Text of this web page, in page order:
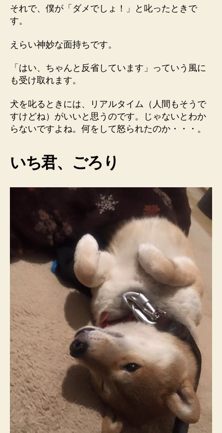
それで、僕が「ダメでしょ！」と叱ったときで
す。
えらい神妙な面持ちです。
「はい、ちゃんと反省しています」っていう風に
も受け取れます。
犬を叱るときには、リアルタイム（人間もそうで
すけどね）がいいと思うのです。じゃないとわか
らないですよね。何をして怒られたのか・・・。
いち君、ごろり